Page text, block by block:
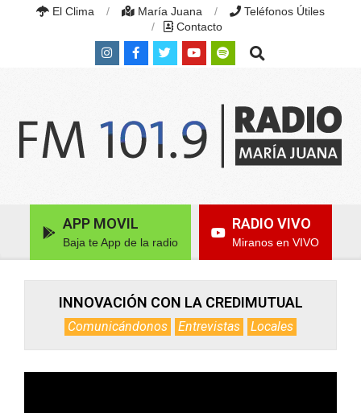
El Clima María Juana
Teléfonos Útiles
Contacto
Search
JUANA
FM
ARGENTINA
Navigation APP MOVIL
Baja te App de la radio
RADIO VIVO
Miranos en VIVO
INNOVACIÓN CON LA CREDIMUTUAL
Comunicándonos Entrevistas Locales